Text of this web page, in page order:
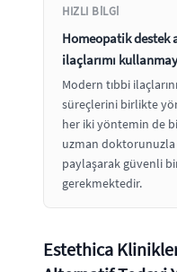
HIZLI BILGI
Homeopatik destek
ilaçlarımı
Modern tıbbi
süreçlerini birlikte
her iki yöntemin de
uzman
paylaşarak güvenli
gerekmektedir.
Estethica